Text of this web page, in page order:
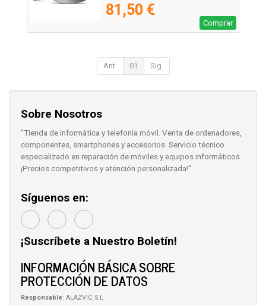
81,50 €
Comprar
Ant. 01 Sig.
Sobre Nosotros
"Tienda de informática y telefonía móvil. Venta de ordenadores,
componentes, smartphones y accesorios. Servicio técnico
especializado en reparación de móviles y equipos informáticos.
¡Precios competitivos y atención personalizada!"
Síguenos en:
¡Suscríbete a Nuestro Boletín!
INFORMACIÓN BÁSICA SOBRE
PROTECCIÓN DE DATOS
Responsable: ALAZVIC, S.L.